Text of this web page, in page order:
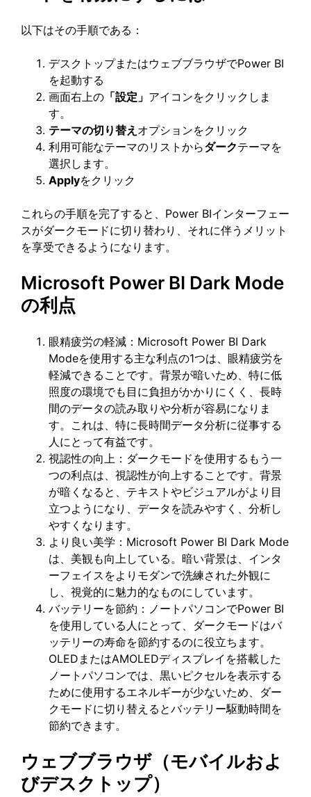
以下はその手順である：
デスクトップまたはウェブブラウザでPower BI
を起動する
画面右上の 「設定」 アイコンをクリックしま
す。
テーマの切り替え オプションをクリック
利用可能なテーマのリストからダークテーマを
選択します。
Applyをクリック
これらの手順を完了すると、Power BIインターフェー
スがダークモードに切り替わり、それに伴うメリット
を享受できるようになります。
Microsoft Power BI Dark Mode
の利点
眼精疲労の軽減：Microsoft Power BI Dark
Modeを使用する主な利点の1つは、眼精疲労を
軽減できることです。背景が暗いため、特に低
照度の環境でも目に負担がかかりにくく、長時
間のデータの読み取りや分析が容易になりま
す。これは、特に長時間データ分析に従事する
人にとって有益です。
視認性の向上：ダークモードを使用するもう一
つの利点は、視認性が向上することです。背景
が暗くなると、テキストやビジュアルがより目
立つようになり、データを読みやすく、分析し
やすくなります。
より良い美学：Microsoft Power BI Dark Mode
は、美観も向上している。暗い背景は、インタ
ーフェイスをよりモダンで洗練された外観に
し、視覚的に魅力的なものにしています。
バッテリーを節約：ノートパソコンでPower BI
を使用している人にとって、ダークモードはバ
ッテリーの寿命を節約するのに役立ちます。
OLEDまたはAMOLEDディスプレイを搭載した
ノートパソコンでは、黒いピクセルを表示する
ために使用するエネルギーが少ないため、ダー
クモードに切り替えるとバッテリー駆動時間を
節約できます。
ウェブブラウザ（モバイルおよ
びデスクトップ）